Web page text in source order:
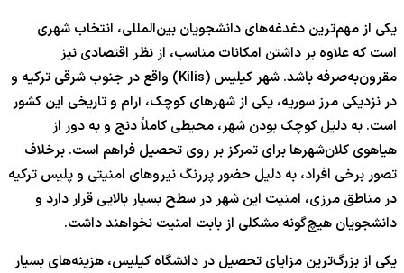
یکی از مهم‌ترین دغدغه‌های دانشجویان بین‌المللی، انتخاب شهری
است که علاوه بر داشتن امکانات مناسب، از نظر اقتصادی نیز
مقرون‌به‌صرفه باشد. شهر کیلیس (Kilis) واقع در جنوب شرقی ترکیه و
در نزدیکی مرز سوریه، یکی از شهرهای کوچک، آرام و تاریخی این کشور
است. به دلیل کوچک بودن شهر، محیطی کاملاً دنج و به دور از
هیاهوی کلان‌شهرها برای تمرکز بر روی تحصیل فراهم است. برخلاف
تصور برخی افراد، به دلیل حضور پررنگ نیروهای امنیتی و پلیس ترکیه
در مناطق مرزی، امنیت این شهر در سطح بسیار بالایی قرار دارد و
دانشجویان هیچ‌گونه مشکلی از بابت امنیت نخواهند داشت.
یکی از بزرگ‌ترین مزایای تحصیل در دانشگاه کیلیس، هزینه‌های بسیار